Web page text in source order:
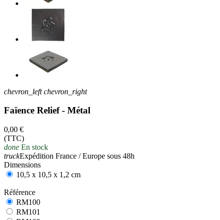
chevron_left chevron_right
Faïence Relief - Métal
0,00 €
(TTC)
done En stock
truckExpédition France / Europe sous 48h
Dimensions
10,5 x 10,5 x 1,2 cm
Référence
RM100
RM100
RM101
RM101